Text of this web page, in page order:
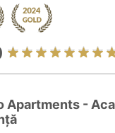
Apartments -